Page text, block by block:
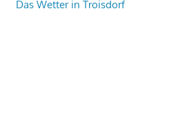
Das Wetter in Troisdorf